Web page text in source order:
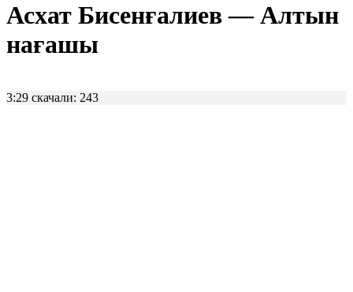
Асхат Бисенғалиев — Алтын
нағашы
3:29 скачали: 243